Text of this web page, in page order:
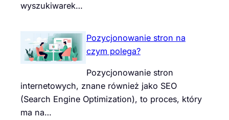
wyszukiwarek…
Pozycjonowanie stron na
czym polega?
Pozycjonowanie stron
internetowych, znane również jako SEO
(Search Engine Optimization), to proces, który
ma na…